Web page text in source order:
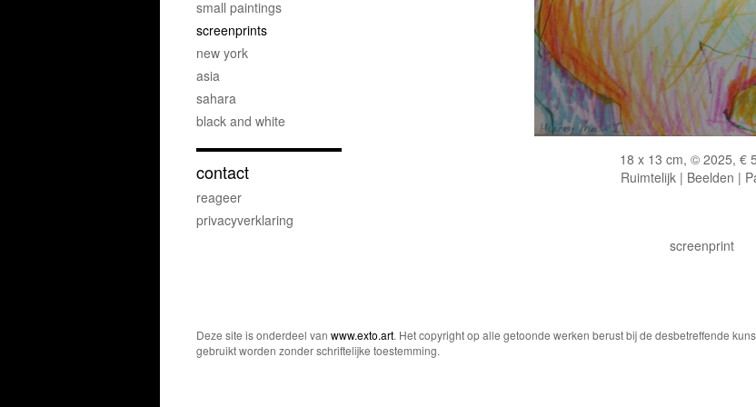
18 x 13 cm, © 2025, €
Ruimtelijk | Beelden |
screenprint
small paintings
screenprints
new york
asia
sahara
black and white
contact
reageer
privacyverklaring
Deze site is onderdeel van www.exto.art. Het copyright op alle getoonde werken berust bij de desbetreffende
gebruikt worden zonder schriftelijke toestemming.